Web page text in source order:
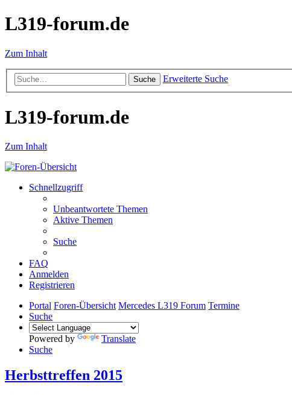
L319-forum.de
Zum Inhalt
Suche Erweiterte Suche
L319-forum.de
Zum Inhalt
Schnellzugriff
Unbeantwortete Themen
Aktive Themen
Suche
FAQ
Anmelden
Registrieren
Portal Foren-Übersicht Mercedes L319 Forum Termine
Suche
Powered by
Translate
Suche
Herbsttreffen 2015